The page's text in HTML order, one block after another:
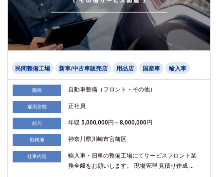
民間整備工場 新車/中古車販売店 用品店 国産車 輸入車
職種 自動車整備（フロント・その他）
雇用形態 正社員
給与 年収 5,000,000円～8,000,000円
勤務地 神奈川県川崎市宮前区
仕事内容
輸入車・旧車の整備工場にてサービスフロント業
務全般をお願いします。 現場管理 見積り作成 ...